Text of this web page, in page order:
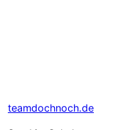
teamdochnoch.de